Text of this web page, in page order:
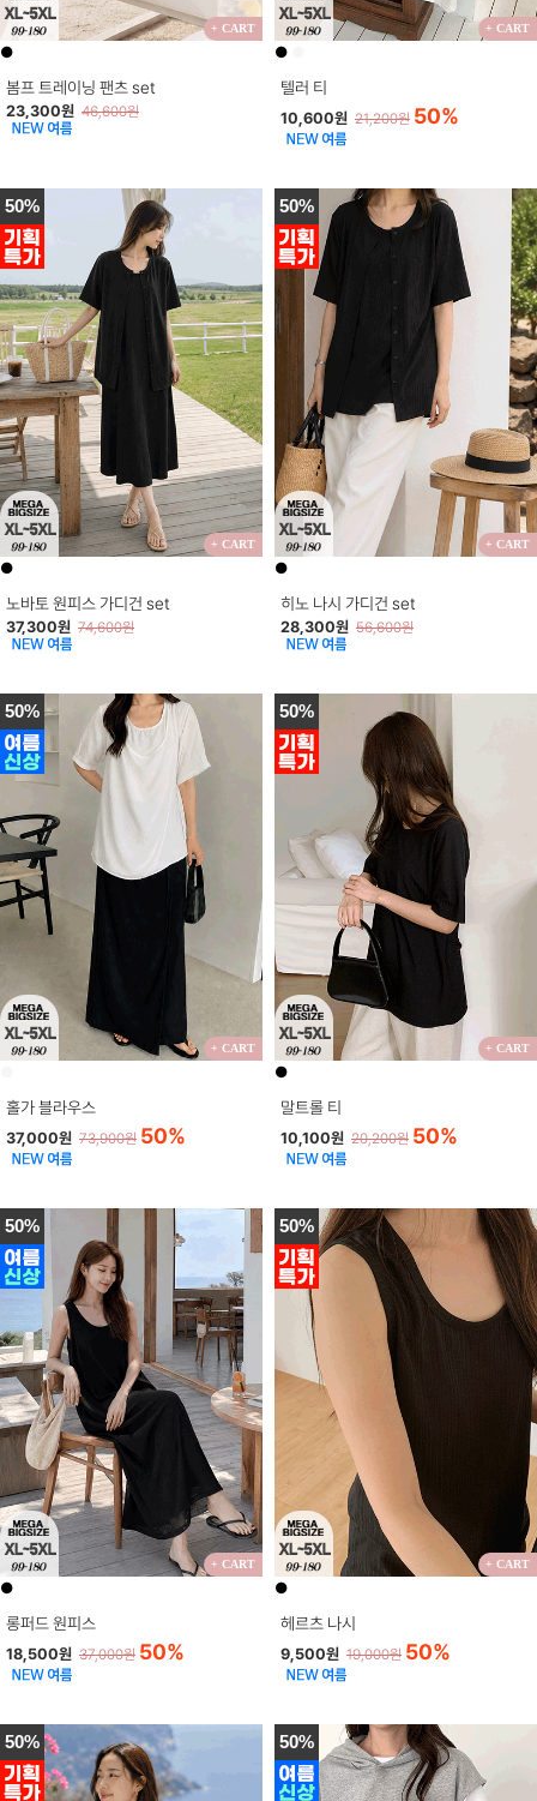
+ CART
●
봄프 트레이닝 팬츠 set
23,300원 46,600원
+ CART
●
텔러 티
10,600원 21,200원 50%
50%
+ CART
●
노바토 원피스 가디건 set
37,300원 74,600원
50%
+ CART
●
히노 나시 가디건 set
28,300원 56,600원
50%
+ CART
홀가 블라우스
37,000원 73,900원 50%
50%
+ CART
●
말트롤 티
10,100원 20,200원 50%
50%
+ CART
●
롱퍼드 원피스
18,500원 37,000원 50%
50%
+ CART
●
헤르츠 나시
9,500원 19,000원 50%
50% 50%